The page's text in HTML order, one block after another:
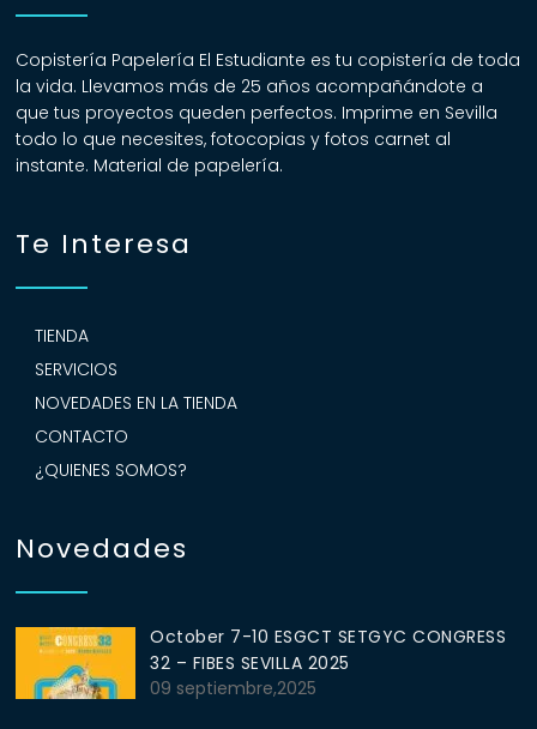
Copistería Papelería El Estudiante es tu copistería de toda
la vida. Llevamos más de 25 años acompañándote a
que tus proyectos queden perfectos. Imprime en Sevilla
todo lo que necesites, fotocopias y fotos carnet al
instante. Material de papelería.
Te Interesa
TIENDA
SERVICIOS
NOVEDADES EN LA TIENDA
CONTACTO
¿QUIENES SOMOS?
Novedades
October 7-10 ESGCT SETGYC CONGRESS
32 – FIBES SEVILLA 2025
09 septiembre,2025